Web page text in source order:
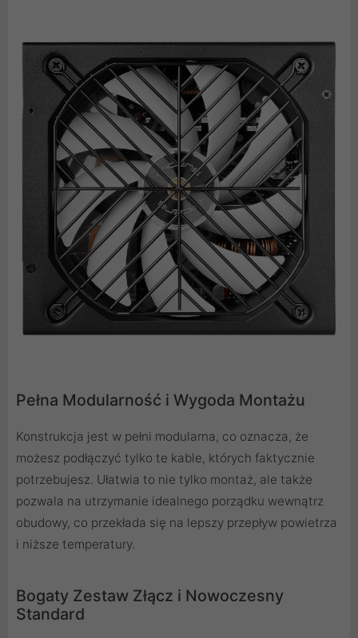
Pełna Modularność i Wygoda Montażu
Konstrukcja jest w pełni modularna, co oznacza, że
możesz podłączyć tylko te kable, których faktycznie
potrzebujesz. Ułatwia to nie tylko montaż, ale także
pozwala na utrzymanie idealnego porządku wewnątrz
obudowy, co przekłada się na lepszy przepływ powietrza
i niższe temperatury.
Bogaty Zestaw Złącz i Nowoczesny
Standard